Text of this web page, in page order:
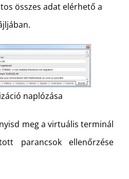
összes adat elérhető a
naplózása
meg a virtuális terminál
parancsok ellenőrzése